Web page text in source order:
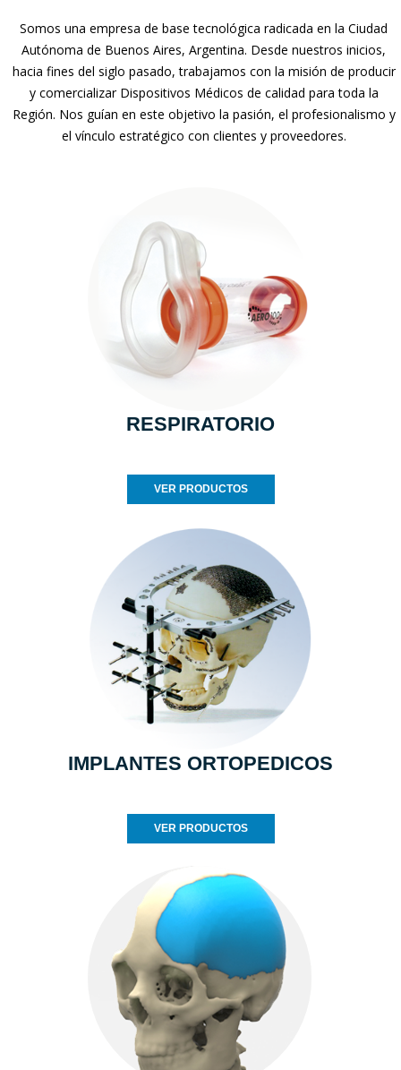
Somos una empresa de base tecnológica radicada en la Ciudad
Autónoma de Buenos Aires, Argentina. Desde nuestros inicios,
hacia fines del siglo pasado, trabajamos con la misión de producir
y comercializar Dispositivos Médicos de calidad para toda la
Región. Nos guían en este objetivo la pasión, el profesionalismo y
el vínculo estratégico con clientes y proveedores.
RESPIRATORIO
VER PRODUCTOS
IMPLANTES ORTOPEDICOS
VER PRODUCTOS